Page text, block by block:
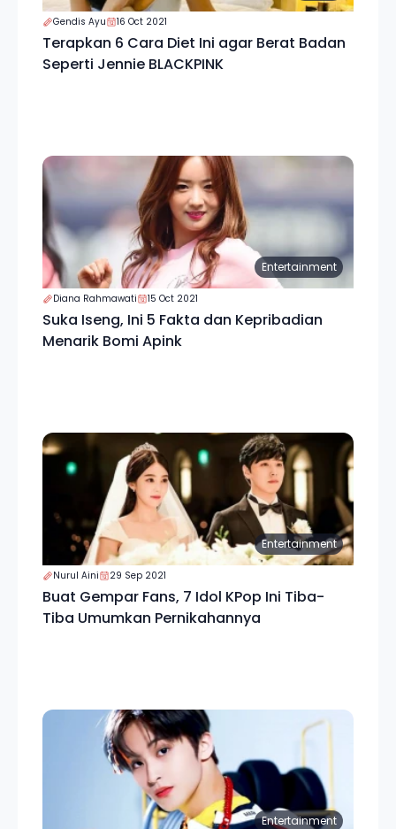
Gendis Ayu 16 Oct 2021
Terapkan 6 Cara Diet Ini agar Berat Badan
Seperti Jennie BLACKPINK
Entertainment
Diana Rahmawati 15 Oct 2021
Suka Iseng, Ini 5 Fakta dan Kepribadian
Menarik Bomi Apink
Entertainment
Nurul Aini 29 Sep 2021
Buat Gempar Fans, 7 Idol KPop Ini Tiba-
Tiba Umumkan Pernikahannya
Entertainment